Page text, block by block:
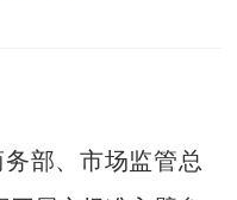
部、市场监管总